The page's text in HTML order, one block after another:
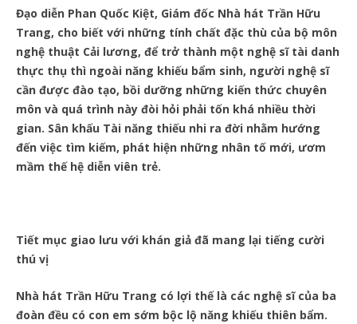
Đạo diễn Phan Quốc Kiệt, Giám đốc Nhà hát Trần Hữu
Trang, cho biết với những tính chất đặc thù của bộ môn
nghệ thuật Cải lương, để trở thành một nghệ sĩ tài danh
thực thụ thì ngoài năng khiếu bẩm sinh, người nghệ sĩ
cần được đào tạo, bồi dưỡng những kiến thức chuyên
môn và quá trình này đòi hỏi phải tốn khá nhiều thời
gian. Sân khấu Tài năng thiếu nhi ra đời nhằm hướng
đến việc tìm kiếm, phát hiện những nhân tố mới, ươm
mầm thế hệ diễn viên trẻ.
Tiết mục giao lưu với khán giả đã mang lại tiếng cười
thú vị
Nhà hát Trần Hữu Trang có lợi thế là các nghệ sĩ của ba
đoàn đều có con em sớm bộc lộ năng khiếu thiên bẩm.